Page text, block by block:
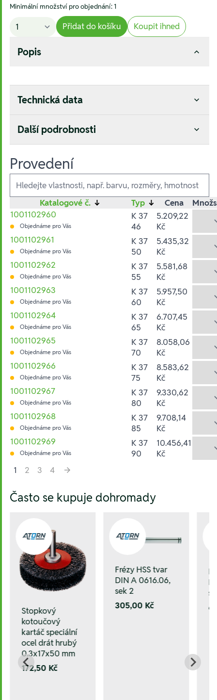
Minimální množství pro objednání: 1
Přidat do košíku Koupit ihned
Popis
Technická data
Další podrobnosti
Provedení
Ausführungen
Katalogové č. ↓ Typ ↓ Cena
1001102960
Objednáme pro Vás
K 37
46
5.209,22
Kč
1001102961
Objednáme pro Vás
K 37
50
5.435,32
Kč
1001102962
Objednáme pro Vás
K 37
55
5.581,68
Kč
1001102963
Objednáme pro Vás
K 37
60
5.957,50
Kč
1001102964
Objednáme pro Vás
K 37
65
6.707,45
Kč
1001102965
Objednáme pro Vás
K 37
70
8.058,06
Kč
1001102966
Objednáme pro Vás
K 37
75
8.583,62
Kč
1001102967
Objednáme pro Vás
K 37
80
9.330,62
Kč
1001102968
Objednáme pro Vás
K 37
85
9.708,14
Kč
1001102969
Objednáme pro Vás
K 37
90
10.456,41
Kč
1
2 3
4
Často se kupuje dohromady
Stopkový
kotoučový
kartáč speciální
ocel drát hrubý
0.3x17x50 mm
172,50 Kč
Frézy HSS tvar
DIN A 0616.06,
sek 2
305,00 Kč